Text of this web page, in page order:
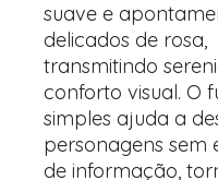
suave e
delicados de rosa,
transmitindo
conforto visual. O
simples ajuda a
personagens sem
de informação,